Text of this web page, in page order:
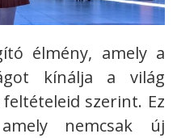
élmény, amely a
kínálja a világ
szerint. Ez
nemcsak új